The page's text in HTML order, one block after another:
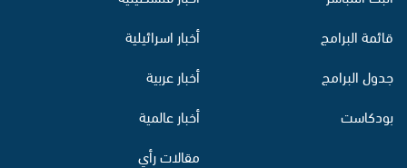
قائمة البرامج
جدول البرامج
بودكاست
أخبار اسرائيلية
أخبار عربية
أخبار عالمية
مقالات رأي